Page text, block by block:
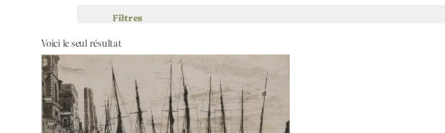
Filtres
Voici le seul résultat